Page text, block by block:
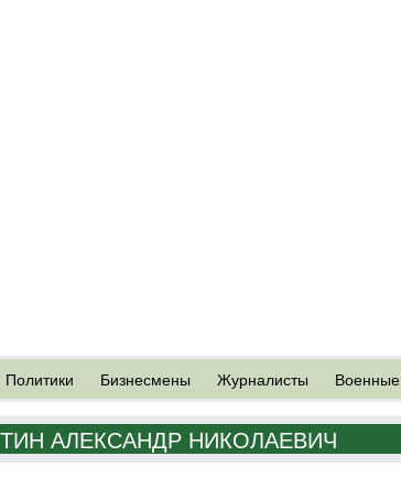
Политики Бизнесмены Журналисты Военные
АЛЕКСАНДР НИКОЛАЕВИЧ